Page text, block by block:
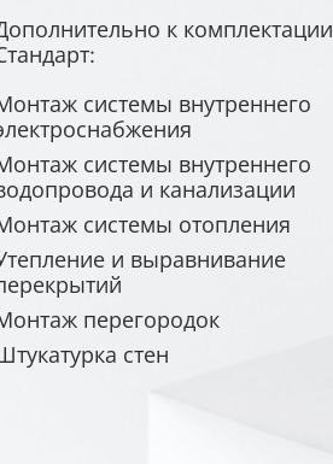
к комплектации
системы внутреннего
системы внутреннего
и канализации
системы отопления
и выравнивание
перегородок
стен